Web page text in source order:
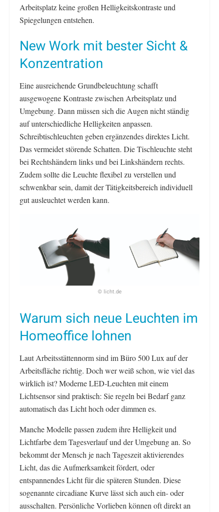
Arbeitsplatz keine großen Helligkeitskontraste und
Spiegelungen entstehen.
New Work mit bester Sicht &
Konzentration
Eine ausreichende Grundbeleuchtung schafft
ausgewogene Kontraste zwischen Arbeitsplatz und
Umgebung. Dann müssen sich die Augen nicht ständig
auf unterschiedliche Helligkeiten anpassen.
Schreibtischleuchten geben ergänzendes direktes Licht.
Das vermeidet störende Schatten. Die Tischleuchte steht
bei Rechtshändern links und bei Linkshändern rechts.
Zudem sollte die Leuchte flexibel zu verstellen und
schwenkbar sein, damit der Tätigkeitsbereich individuell
gut ausleuchtet werden kann.
© licht.de
Warum sich neue Leuchten im
Homeoffice lohnen
Laut Arbeitsstättennorm sind im Büro 500 Lux auf der
Arbeitsfläche richtig. Doch wer weiß schon, wie viel das
wirklich ist? Moderne LED-Leuchten mit einem
Lichtsensor sind praktisch: Sie regeln bei Bedarf ganz
automatisch das Licht hoch oder dimmen es.
Manche Modelle passen zudem ihre Helligkeit und
Lichtfarbe dem Tagesverlauf und der Umgebung an. So
bekommt der Mensch je nach Tageszeit aktivierendes
Licht, das die Aufmerksamkeit fördert, oder
entspannendes Licht für die späteren Stunden. Diese
sogenannte circadiane Kurve lässt sich auch ein- oder
ausschalten. Persönliche Vorlieben können oft direkt an